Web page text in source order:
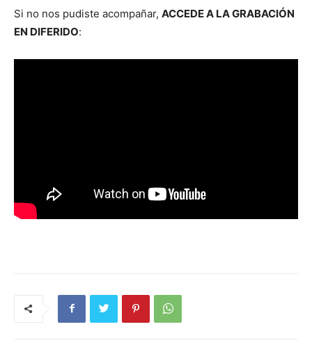
Si no nos pud­iste acom­pañar, ACCEDE A LA GRABACIÓN
EN DIFERIDO: